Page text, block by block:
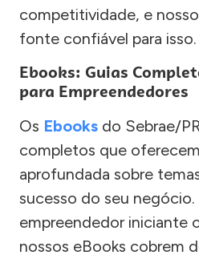
competitividade, e
fonte confiável para isso.
Ebooks: Guias
para Empreendedores
Os Ebooks do Sebrae/
completos que
aprofundada sobre
sucesso do seu
empreendedor iniciante
nossos eBooks cobrem